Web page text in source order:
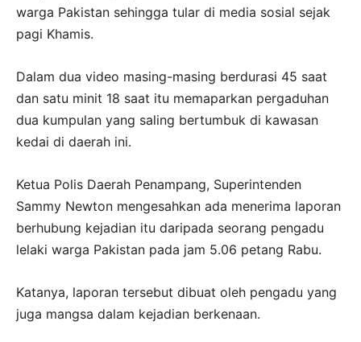
warga Pakistan sehingga tular di media sosial sejak
pagi Khamis.
Dalam dua video masing-masing berdurasi 45 saat
dan satu minit 18 saat itu memaparkan pergaduhan
dua kumpulan yang saling bertumbuk di kawasan
kedai di daerah ini.
Ketua Polis Daerah Penampang, Superintenden
Sammy Newton mengesahkan ada menerima laporan
berhubung kejadian itu daripada seorang pengadu
lelaki warga Pakistan pada jam 5.06 petang Rabu.
Katanya, laporan tersebut dibuat oleh pengadu yang
juga mangsa dalam kejadian berkenaan.